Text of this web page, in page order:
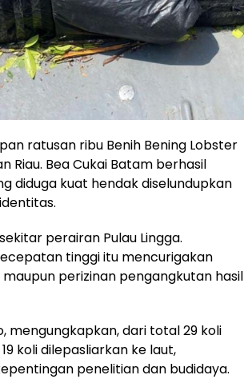
ratusan ribu Benih Bening Lobster
Riau. Bea Cukai Batam berhasil
diduga kuat hendak diselundupkan
perairan Pulau Lingga.
tinggi itu mencurigakan
perizinan pengangkutan hasil
mengungkapkan, dari total 29 koli
koli dilepasliarkan ke laut,
penelitian dan budidaya.